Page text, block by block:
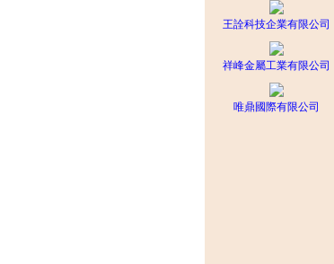
王詮科技企業有限公司
祥峰金屬工業有限公司
唯鼎國際有限公司